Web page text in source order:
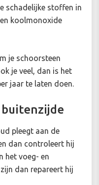
schadelijke stoffen in
koolmonoxide
je schoorsteen
je veel, dan is het
jaar te laten doen.
buitenzijde
pleegt aan de
dan controleert hij
het voeg- en
dan repareert hij